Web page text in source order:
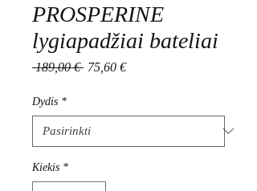
PROSPERINE
lygiapadžiai bateliai
189,00 € Įprastinė
75,60 €Pardavimo
Dydis *
Kiekis *